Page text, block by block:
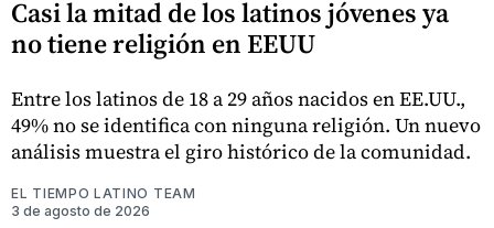
Casi la mitad de los latinos jóvenes ya
no tiene religión en EEUU
Entre los latinos de 18 a 29 años nacidos en EE.UU.,
49% no se identifica con ninguna religión. Un nuevo
análisis muestra el giro histórico de la comunidad.
EL TIEMPO LATINO TEAM
3 de agosto de 2026